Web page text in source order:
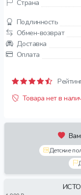
Страна
Подлинность
Обмен-возврат
Доставка
Оплата
Товара нет в
Детские